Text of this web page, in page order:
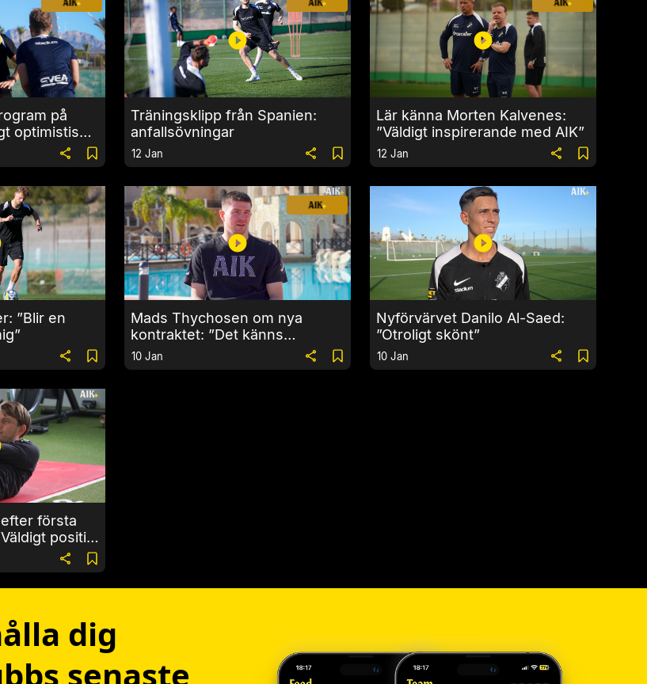
på
optimistiskt
Träningsklipp från Spanien:
anfallsövningar
12 Jan
Lär känna Morten Kalvenes:
”Väldigt inspirerande med AIK”
12 Jan
”Blir en
Mads Thychosen om nya
kontraktet: ”Det känns
fantastiskt”
10 Jan
Nyförvärvet Danilo Al-Saed:
”Otroligt skönt”
10 Jan
första
positivt
dig
senaste